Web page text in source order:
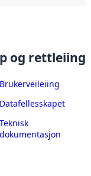
og rettleiing
Brukerveileiing
Datafellesskapet
Teknisk
dokumentasjon